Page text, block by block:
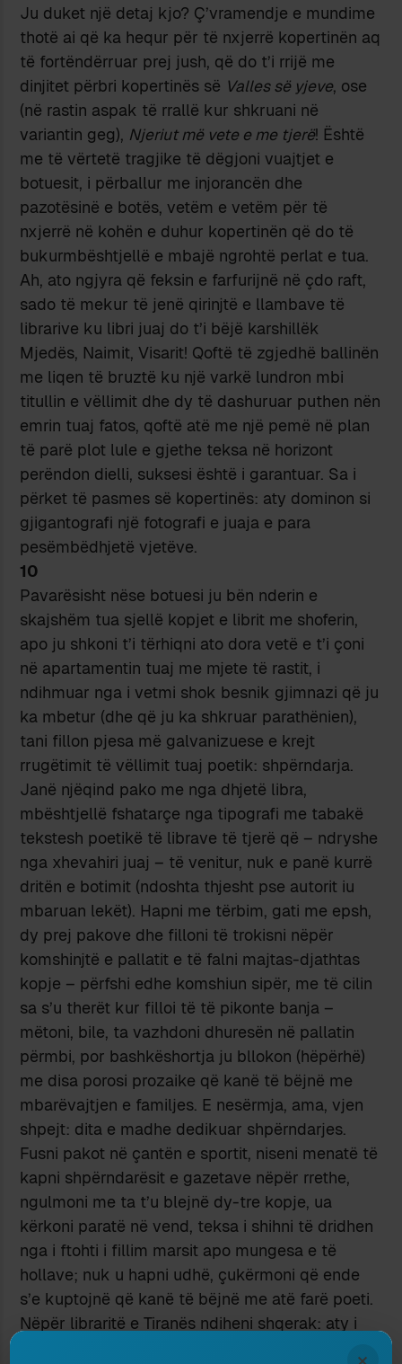
Ju duket një detaj kjo? Ç’vramendje e mundime
thotë ai që ka hequr për të nxjerrë kopertinën aq
të fortëndërruar prej jush, që do t’i rrijë me
dinjitet përbri kopertinës së Valles së yjeve, ose
(në rastin aspak të rrallë kur shkruani në
variantin geg), Njeriut më vete e me tjerë! Është
me të vërtetë tragjike të dëgjoni vuajtjet e
botuesit, i përballur me injorancën dhe
pazotësinë e botës, vetëm e vetëm për të
nxjerrë në kohën e duhur kopertinën që do të
bukurmbështjellë e mbajë ngrohtë perlat e tua.
Ah, ato ngjyra që feksin e farfurijnë në çdo raft,
sado të mekur të jenë qirinjtë e llambave të
librarive ku libri juaj do t’i bëjë karshillëk
Mjedës, Naimit, Visarit! Qoftë të zgjedhë ballinën
me liqen të bruztë ku një varkë lundron mbi
titullin e vëllimit dhe dy të dashuruar puthen nën
emrin tuaj fatos, qoftë atë me një pemë në plan
të parë plot lule e gjethe teksa në horizont
perëndon dielli, suksesi është i garantuar. Sa i
përket të pasmes së kopertinës: aty dominon si
gjigantografi një fotografi e juaja e para
pesëmbëdhjetë vjetëve.
10
Pavarësisht nëse botuesi ju bën nderin e
skajshëm tua sjellë kopjet e librit me shoferin,
apo ju shkoni t’i tërhiqni ato dora vetë e t’i çoni
në apartamentin tuaj me mjete të rastit, i
ndihmuar nga i vetmi shok besnik gjimnazi që ju
ka mbetur (dhe që ju ka shkruar parathënien),
tani fillon pjesa më galvanizuese e krejt
rrugëtimit të vëllimit tuaj poetik: shpërndarja.
Janë njëqind pako me nga dhjetë libra,
mbështjellë fshatarçe nga tipografi me tabakë
tekstesh poetikë të librave të tjerë që – ndryshe
nga xhevahiri juaj – të venitur, nuk e panë kurrë
dritën e botimit (ndoshta thjesht pse autorit iu
mbaruan lekët). Hapni me tërbim, gati me epsh,
dy prej pakove dhe filloni të trokisni nëpër
komshinjtë e pallatit e të falni majtas-djathtas
kopje – përfshi edhe komshiun sipër, me të cilin
sa s’u therët kur filloi të të pikonte banja –
mëtoni, bile, ta vazhdoni dhuresën në pallatin
përmbi, por bashkëshortja ju bllokon (hëpërhë)
me disa porosi prozaike që kanë të bëjnë me
mbarëvajtjen e familjes. E nesërmja, ama, vjen
shpejt: dita e madhe dedikuar shpërndarjes.
Fusni pakot në çantën e sportit, niseni menatë të
kapni shpërndarësit e gazetave nëpër rrethe,
ngulmoni me ta t’u blejnë dy-tre kopje, ua
kërkoni paratë në vend, teksa i shihni të dridhen
nga i ftohti i fillim marsit apo mungesa e të
hollave; nuk u hapni udhë, çukërmoni që ende
s’e kuptojnë që kanë të bëjnë me atë farë poeti.
Nëpër libraritë e Tiranës ndiheni shqerak: aty i